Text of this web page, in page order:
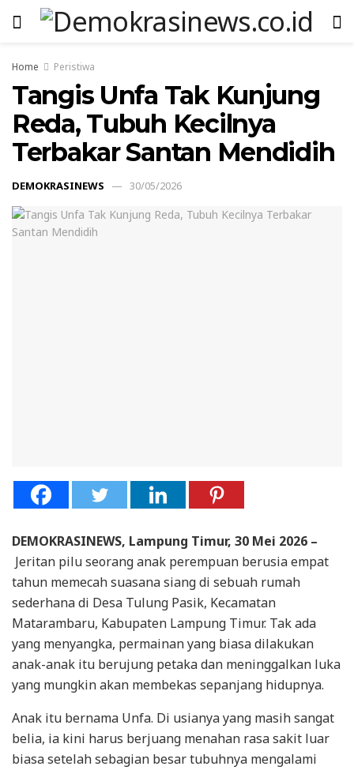
Home Peristiwa
Tangis Unfa Tak Kunjung
Reda, Tubuh Kecilnya
Terbakar Santan Mendidih
DEMOKRASINEWS 30/05/2026
DEMOKRASINEWS, Lampung Timur, 30 Mei 2026 –
Jeritan pilu seorang anak perempuan berusia empat
tahun memecah suasana siang di sebuah rumah
sederhana di Desa Tulung Pasik, Kecamatan
Matarambaru, Kabupaten Lampung Timur. Tak ada
yang menyangka, permainan yang biasa dilakukan
anak-anak itu berujung petaka dan meninggalkan luka
yang mungkin akan membekas sepanjang hidupnya.
Anak itu bernama Unfa. Di usianya yang masih sangat
belia, ia kini harus berjuang menahan rasa sakit luar
biasa setelah sebagian besar tubuhnya mengalami